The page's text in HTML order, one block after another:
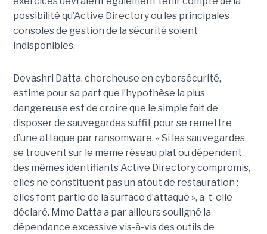
possibilité qu'Active Directory ou les principales
consoles de gestion de la sécurité soient
indisponibles.
Devashri Datta, chercheuse en cybersécurité,
estime pour sa part que l’hypothèse la plus
dangereuse est de croire que le simple fait de
disposer de sauvegardes suffit pour se remettre
d’une attaque par ransomware. « Si les sauvegardes
se trouvent sur le même réseau plat ou dépendent
des mêmes identifiants Active Directory compromis,
elles ne constituent pas un atout de restauration :
elles font partie de la surface d’attaque », a-t-elle
déclaré. Mme Datta a par ailleurs souligné la
dépendance excessive vis-à-vis des outils de